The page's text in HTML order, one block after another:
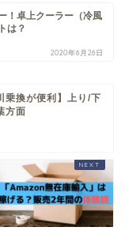
！卓上クーラー（冷風
は？
2020年6月26日
乗換が便利】上り/下
方面